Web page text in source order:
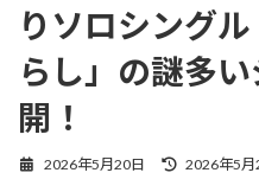
りソロシング
らし」の謎多
開！
2026年5月20日
最
2026年5月